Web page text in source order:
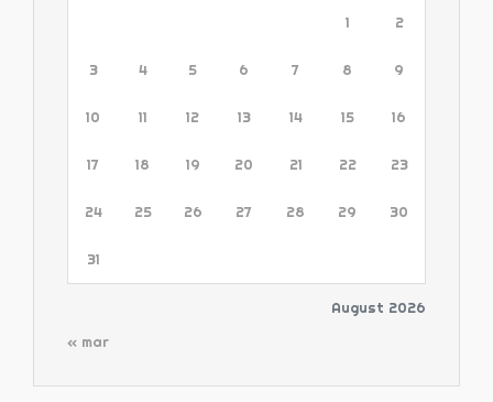
August 2026
1 2
3 4 5 6 7 8 9
10 11 12 13 14 15 16
17 18 19 20 21 22 23
24 25 26 27 28 29 30
31
« mar